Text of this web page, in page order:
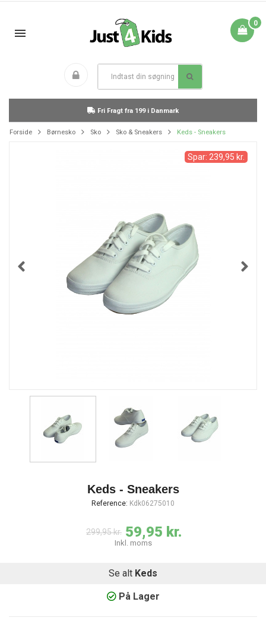
0
Fri Fragt fra 199 i Danmark
Forside Børnesko Sko Sko & Sneakers Keds - Sneakers
Spar: 239,95 kr.
Keds - Sneakers
Reference: Kdk06275010
299,95 kr. 59,95 kr.
Inkl. moms
Se alt Keds
På Lager